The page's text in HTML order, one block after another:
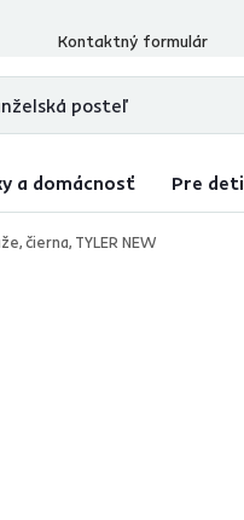
Kontaktný formulár
a domácnosť Pre deti
čierna, TYLER NEW